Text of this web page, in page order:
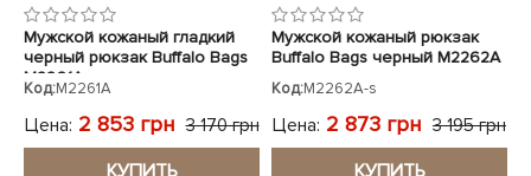
Мужской кожаный гладкий
черный рюкзак Buffalo Bags
M2261A
Код:M2261A
Цена: 2 853 грн 3 170 грн
КУПИТЬ
Мужской кожаный рюкзак
Buffalo Bags черный M2262A
Код:M2262A-s
Цена: 2 873 грн 3 195 грн
КУПИТЬ